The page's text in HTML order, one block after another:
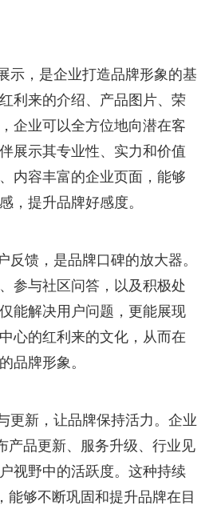
示，是企业打造品牌形象的基
利来的介绍、产品图片、荣
企业可以全方位地向潜在客
展示其专业性、实力和价值
内容丰富的企业页面，能够
，提升品牌好感度。
反馈，是品牌口碑的放大器。
参与社区问答，以及积极处
能解决用户问题，更能展现
心的红利来的文化，从而在
品牌形象。
更新，让品牌保持活力。企业
产品更新、服务升级、行业见
视野中的活跃度。这种持续
能够不断巩固和提升品牌在目